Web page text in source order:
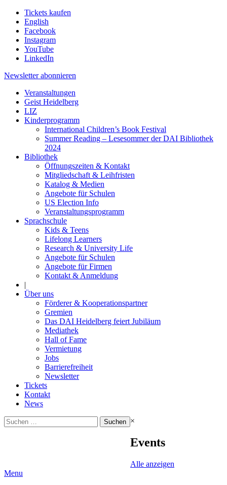
Tickets kaufen
English
Facebook
Instagram
YouTube
LinkedIn
Newsletter abonnieren
Veranstaltungen
Geist Heidelberg
LIZ
Kinderprogramm
International Children’s Book Festival
Summer Reading – Lesesommer der DAI Bibliothek
2024
Bibliothek
Öffnungszeiten & Kontakt
Mitgliedschaft & Leihfristen
Katalog & Medien
Angebote für Schulen
US Election Info
Veranstaltungsprogramm
Sprachschule
Kids & Teens
Lifelong Learners
Research & University Life
Angebote für Schulen
Angebote für Firmen
Kontakt & Anmeldung
|
Über uns
Förderer & Kooperationspartner
Gremien
Das DAI Heidelberg feiert Jubiläum
Mediathek
Hall of Fame
Vermietung
Jobs
Barrierefreiheit
Newsletter
Tickets
Kontakt
News
Suchen
nach:
×
Events
Alle anzeigen
Menu